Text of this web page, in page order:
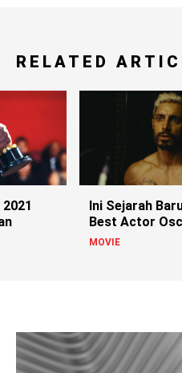
RELATED
Ini Sejarah
Best Actor
MOVIE